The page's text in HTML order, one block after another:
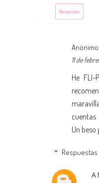
Responder
Anónimo
11 de
He
Un beso
Respuestas